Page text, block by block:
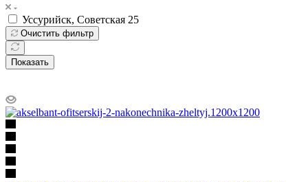
Уссурийск, Советская 25
Очистить фильтр
Показать